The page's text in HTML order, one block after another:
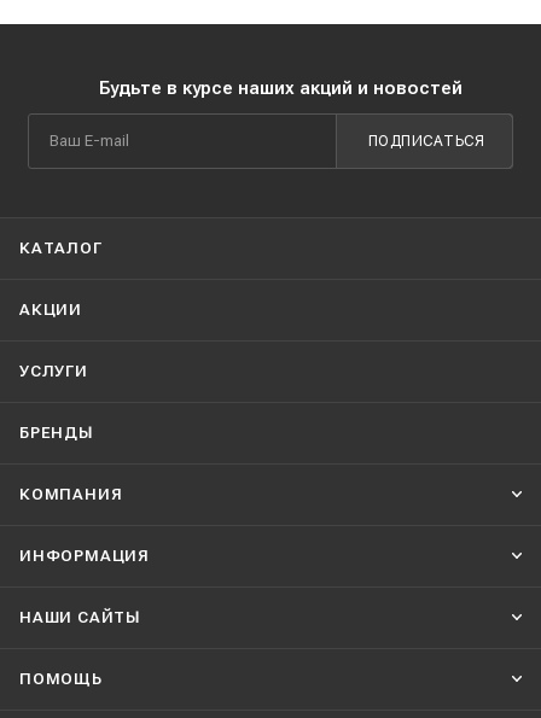
Будьте в курсе наших акций и новостей
ПОДПИСАТЬСЯ
КАТАЛОГ
АКЦИИ
УСЛУГИ
БРЕНДЫ
КОМПАНИЯ
ИНФОРМАЦИЯ
НАШИ CАЙТЫ
ПОМОЩЬ